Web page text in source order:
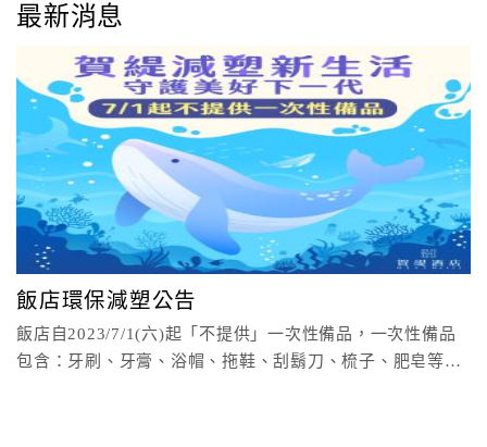
玩
樂
圖
顧
服
務
顧
滿
意
坐隱市區、環山圍繞，座落台中市現代與綠意的交界，充滿
大器與質感的知性旅行、豐富多元的美饌享受帶給您極致尊
榮與味蕾的奢華體驗！
渡假、美饌、會議、宴會，置身其中暢快寫意，讓您的重要
時刻，皆擁有美好開端。
最新消息
飯店環保減塑公告
飯店自2023/7/1(六)起「不提供」一次性備品，一次性備品
包含：牙刷、牙膏、浴帽、拖鞋、刮鬍刀、梳子、肥皂等。